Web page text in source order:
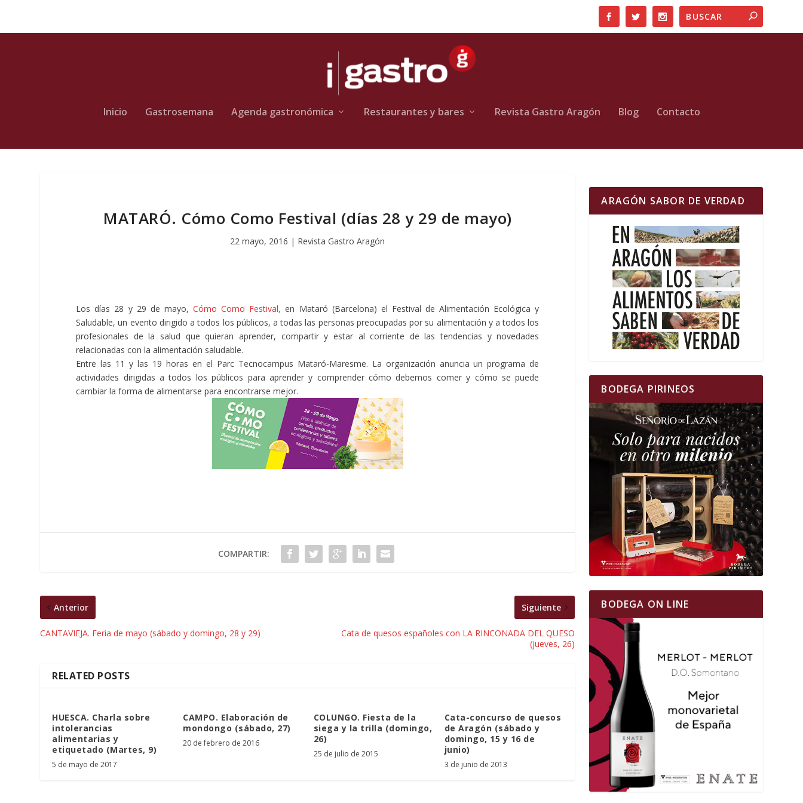
Inicio Gastrosemana Agenda gastronómica Restaurantes y bares Revista Gastro Aragón Blog Contacto
MATARÓ. Cómo Como Festival (días 28 y 29 de mayo)
22 mayo, 2016 | Revista Gastro Aragón
Los días 28 y 29 de mayo,Cómo Como Festival, en Mataró (Barcelona) el Festival de Alimentación Ecológica y
Saludable, un evento dirigido a todos los públicos, a todas las personas preocupadas por su alimentación y a todos los
profesionales de la salud que quieran aprender, compartir y estar al corriente de las tendencias y novedades
relacionadas con la alimentación saludable.
Entre las 11 y las 19 horas en el Parc Tecnocampus Mataró-Maresme. La organización anuncia un programa de
actividades dirigidas a todos los públicos para aprender y comprender cómo debemos comer y cómo se puede
cambiar la forma de alimentarse para encontrarse mejor.
COMPARTIR:
Anterior
CANTAVIEJA. Feria de mayo (sábado y domingo, 28 y 29)
Siguiente
Cata de quesos españoles con LA RINCONADA DEL QUESO
(jueves, 26)
RELATED POSTS
HUESCA. Charla sobre
intolerancias
alimentarias y
etiquetado (Martes, 9)
5 de mayo de 2017
CAMPO. Elaboración de
mondongo (sábado, 27)
20 de febrero de 2016
COLUNGO. Fiesta de la
siega y la trilla (domingo,
26)
25 de julio de 2015
Cata-concurso de quesos
de Aragón (sábado y
domingo, 15 y 16 de
junio)
3 de junio de 2013
ARAGÓN SABOR DE VERDAD
BODEGA PIRINEOS
BODEGA ON LINE